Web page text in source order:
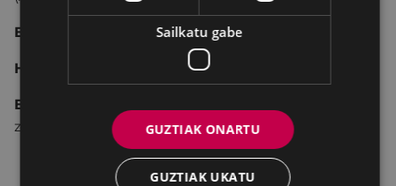
Eguna eta ordua: Azaroak 25, 18:00-20:00.
Hizkuntza:
Ekarri beharreko materiala:
zaharra.
Ikasi tapizatzen: zaharretik berrira
Sailkatu gabe
GUZTIAK ONARTU
GUZTIAK UKATU